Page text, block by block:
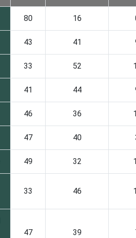
80 16
43 41
33 52
41 44
46 36
47 40
49 32
33 46
47 39